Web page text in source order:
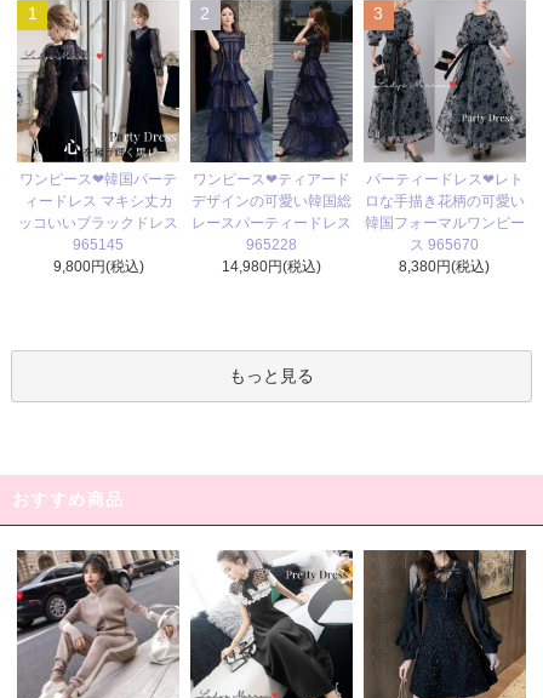
1
ワンピース❤韓国パーテ
ィードレス マキシ丈カ
ッコいいブラックドレス
965145
9,800円(税込)
2
ワンピース❤ティアード
デザインの可愛い韓国総
レースパーティードレス
965228
14,980円(税込)
3
パーティードレス❤レト
ロな手描き花柄の可愛い
韓国フォーマルワンピー
ス 965670
8,380円(税込)
もっと見る
おすすめ商品